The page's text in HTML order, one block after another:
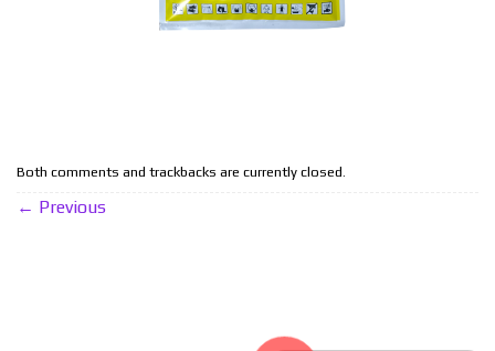
Both comments and trackbacks are currently closed.
← Previous